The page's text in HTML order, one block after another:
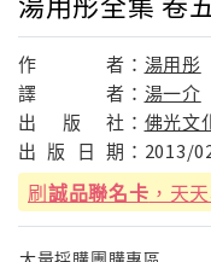
作 者： 湯用彤
譯
者： 湯一介
出
版 社： 佛光文
出 版 日 期： 2013/
刷誠品聯名卡 ，天